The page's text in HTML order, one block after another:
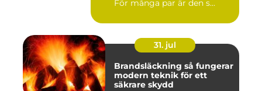
För många par är den s...
31. jul
Brandsläckning så fungerar
modern teknik för ett
säkrare skydd